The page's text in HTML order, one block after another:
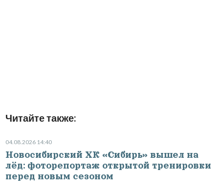
Читайте также:
04.08.2026 14:40
Новосибирский ХК «Сибирь» вышел на
лёд: фоторепортаж открытой тренировки
перед новым сезоном